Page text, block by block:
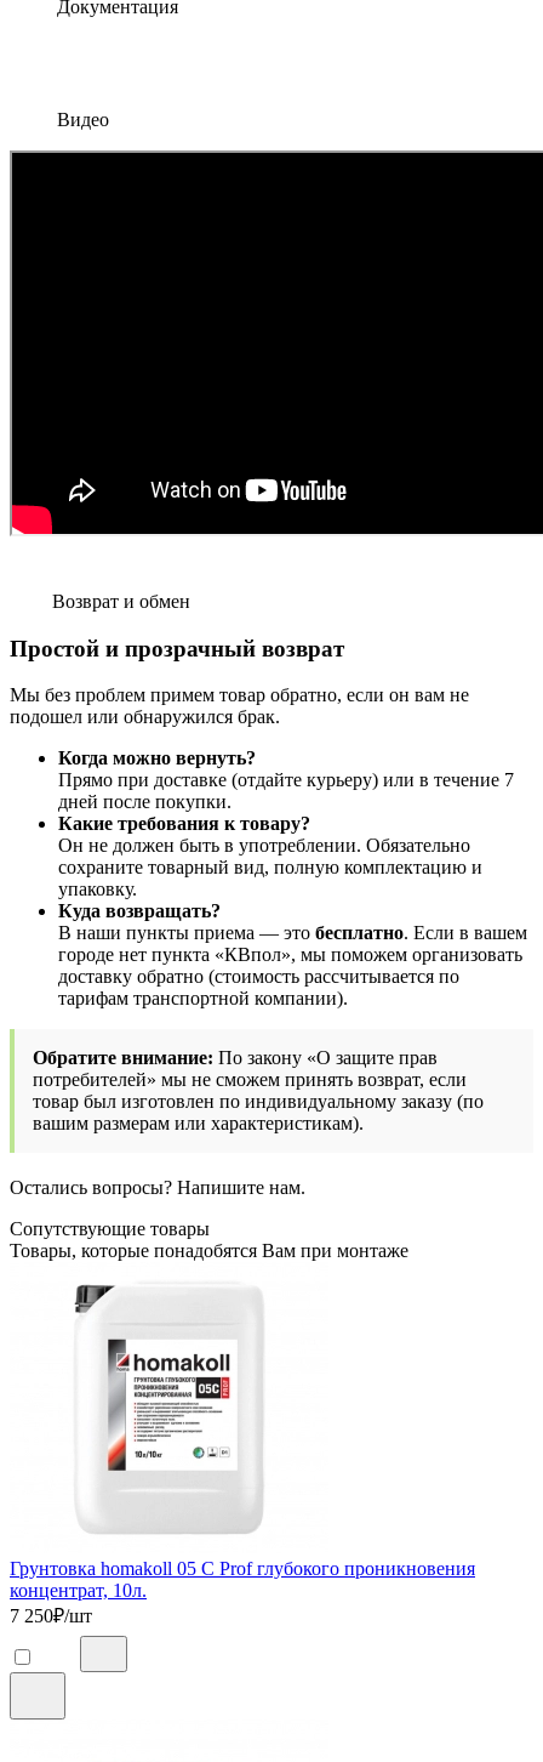
Документация
Видео
Возврат и обмен
Простой и прозрачный возврат
Мы без проблем примем товар обратно, если он вам не
подошел или обнаружился брак.
Когда можно вернуть?
Прямо при доставке (отдайте курьеру) или в течение 7
дней после покупки.
Какие требования к товару?
Он не должен быть в употреблении. Обязательно
сохраните товарный вид, полную комплектацию и
упаковку.
Куда возвращать?
В наши пункты приема — это бесплатно. Если в вашем
городе нет пункта «КВпол», мы поможем организовать
доставку обратно (стоимость рассчитывается по
тарифам транспортной компании).
Обратите внимание: По закону «О защите прав
потребителей» мы не сможем принять возврат, если
товар был изготовлен по индивидуальному заказу (по
вашим размерам или характеристикам).
Остались вопросы? Напишите нам.
Сопутствующие товары
Товары, которые понадобятся Вам при монтаже
Грунтовка homakoll 05 С Prof глубокого проникновения
концентрат, 10л.
7 250₽/шт